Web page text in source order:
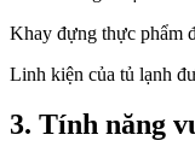
Khay đựng thực phẩm
Linh kiện của tủ lạnh
3. Tính năng